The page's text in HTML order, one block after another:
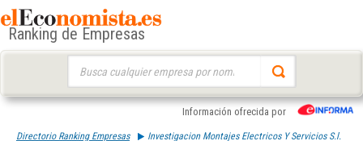
Ranking de Empresas
Información ofrecida por
Directorio Ranking Empresas Investigacion Montajes Electricos Y Servicios S.l.